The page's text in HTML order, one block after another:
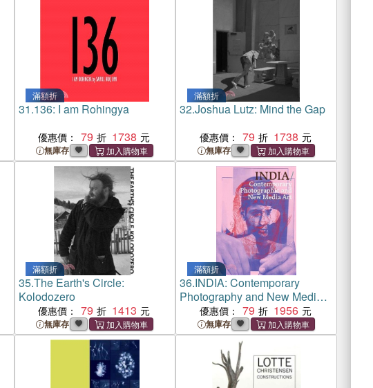
滿額折
31.136: I am Rohingya
優惠價： 79 1738
無庫存
滿額折
32.Joshua Lutz: Mind the Gap
優惠價： 79 1738
無庫存
滿額折
35.The Earth's Circle:
Kolodozero
優惠價： 79 1413
無庫存
滿額折
36.INDIA: Contemporary
Photography and New Media
優惠價： 79 1956
無庫存